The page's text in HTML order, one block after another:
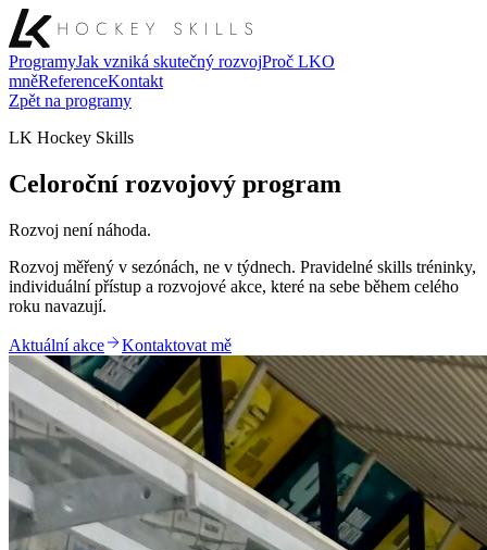
ProgramyJak vzniká skutečný rozvojProč LKO
mněReferenceKontakt
Zpět na programy
LK Hockey Skills
Celoroční rozvojový program
Rozvoj není náhoda.
Rozvoj měřený v sezónách, ne v týdnech. Pravidelné skills tréninky,
individuální přístup a rozvojové akce, které na sebe během celého
roku navazují.
Aktuální akce Kontaktovat mě